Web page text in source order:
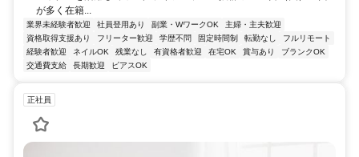
が多く在籍...
業界未経験者歓迎 社員登用あり 副業・WワークOK
主婦・主夫歓迎
資格取得支援あり
フリーター歓迎 学歴不問 固定時間制 転勤なし
フルリモート
経験者歓迎
ネイルOK 残業なし 有資格者歓迎 在宅OK 賞与あり
ブランクOK
交通費支給
長期歓迎 ピアスOK
正社員